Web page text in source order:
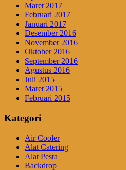
Maret 2017
Februari 2017
Januari 2017
Desember 2016
November 2016
Oktober 2016
September 2016
Agustus 2016
Juli 2015
Maret 2015
Februari 2015
Kategori
Air Cooler
Alat Catering
Alat Pesta
Backdrop